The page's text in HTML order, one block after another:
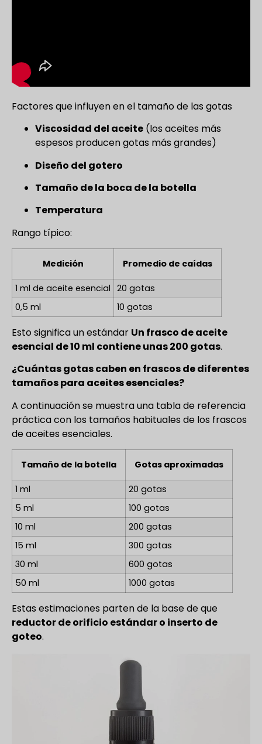
Factores que influyen en el tamaño de las gotas
Viscosidad del aceite (los aceites más
espesos producen gotas más grandes)
Diseño del gotero
Tamaño de la boca de la botella
Temperatura
Rango típico:
Medición Promedio de caídas
1 ml de aceite esencial 20 gotas
0,5 ml
10 gotas
Esto significa un estándar Un frasco de aceite
esencial de 10 ml contiene unas 200 gotas.
¿Cuántas gotas caben en frascos de diferentes
tamaños para aceites esenciales?
A continuación se muestra una tabla de referencia
práctica con los tamaños habituales de los frascos
de aceites esenciales.
Tamaño de la botella Gotas aproximadas
1 ml
20 gotas
5 ml
100 gotas
10 ml
200 gotas
15 ml
300 gotas
30 ml
600 gotas
50 ml
1000 gotas
Estas estimaciones parten de la base de que
reductor de orificio estándar o inserto de
goteo.